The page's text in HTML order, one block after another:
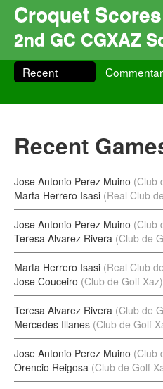
Croquet Scores
2nd GC CGXAZ
Recent
Recent
Jose Antonio Perez Muino (Club
Marta Herrero Isasi (Real Club
Jose Antonio Perez Muino (Club
Teresa Alvarez Rivera (Club de
Marta Herrero Isasi (Real Club
Jose Couceiro (Club de Golf Xaz)
Teresa Alvarez Rivera (Club de
Mercedes Illanes (Club de Golf
Jose Antonio Perez Muino (Club
Orencio Reigosa (Club de Golf